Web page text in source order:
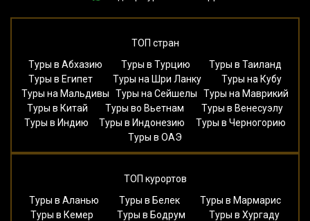
ТОП стран
Туры в Абхазию
Туры в Турцию
Туры в Таиланд
Туры в Египет
Туры на Шри Ланку
Туры на Кубу
Туры на Мальдивы
Туры на Сейшелы
Туры на Маврикий
Туры в Китай
Туры во Вьетнам
Туры в Венесуэлу
Туры в Индию
Туры в Индонезию
Туры в Черногорию
Туры в ОАЭ
ТОП курортов
Туры в Аланью
Туры в Белек
Туры в Мармарис
Туры в Кемер
Туры в Бодрум
Туры в Хургаду